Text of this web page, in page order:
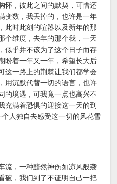
怀，彼此之间的默契，可惜还
变数，我丢掉的，也许是一年
此时此刻的喧嚣以及新年的那
个维度，去年的那个我，一天
似乎并不该为了这个日子而存
盼着一年又一年，希望长大后
这一路上的荆棘让我们都学会
用沉默代替一切的语言，也许
的境遇，可我竟一点也高兴不
充满着恐惧的迎接这一天的到
人独自去感受这一切的风花雪
流，一种黯然神伤如凉风般袭
破，我们到了不证明自己一把